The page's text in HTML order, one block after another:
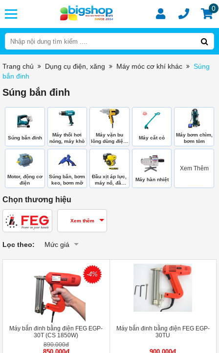
0
Trang chủ Dụng cụ điện, xăng Máy móc cơ khí khác
Súng
bắn đinh
Súng bắn đinh
Súng bắn đinh
Máy thổi hơi
nóng, máy khò
Máy vặn bu
lông dùng điện,
hơi
Máy cắt cỏ
Máy bơm chìm,
bơm tỏm
Motor, động cơ
điện
Súng bắn, bơm
keo, bơm mỡ
Đầu xịt áp lực,
máy nổ, đầu
bơm
Máy hàn nhiệt
Xem Thêm
Chọn thương hiệu
Xem thêm
Lọc theo: Mức giá
-4%
Máy bắn đinh bằng điện FEG EGP-
30T (CS 1850W)
890.000đ
Máy bắn đinh bằng điện FEG EGP-
30TU